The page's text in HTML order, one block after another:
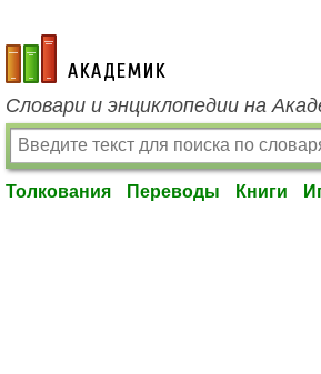
academic.ru
Словари и энциклопедии на
Толкования Переводы Книги